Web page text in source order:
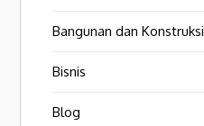
Bangunan dan Konstruksi
Bisnis
Blog